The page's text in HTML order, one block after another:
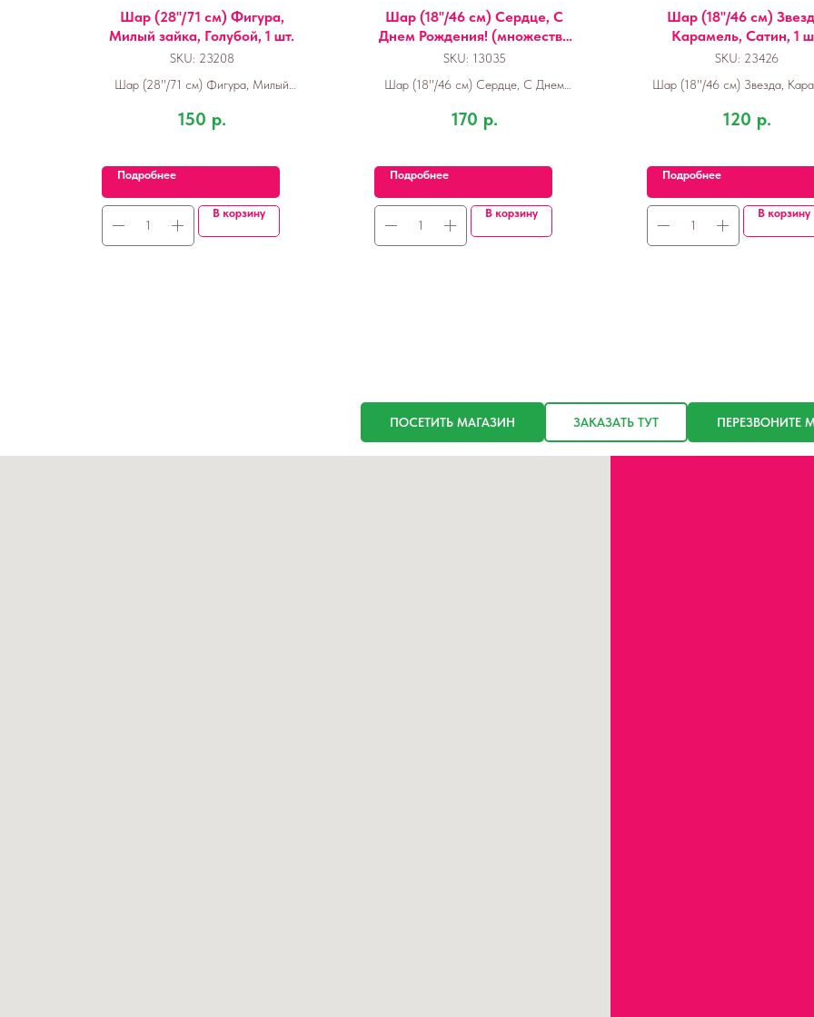
Шар (28''/71 см) Фигура,
Милый зайка, Голубой, 1 шт.
SKU: 23208
Шар (28''/71 см) Фигура, Милый
150 р.
Подробнее
В корзину
Шар (18''/46 см) Сердце, С
Днем Рождения! (множество
цветов), 1 шт. в уп.
SKU: 13035
Шар (18''/46 см) Сердце, С Днем
в упак.
170 р.
Подробнее
В корзину
Шар (18''/46 см)
Карамель, Сатин, 1
SKU: 23426
Шар (18''/46 см) Звезда,
120 р.
Подробнее
В корзину
ПОСЕТИТЬ МАГАЗИН ЗАКАЗАТЬ ТУТ ПЕРЕЗВОНИТЕ